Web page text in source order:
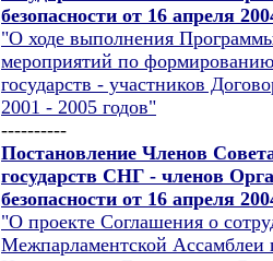
безопасности от 16 апреля
"О ходе выполнения
мероприятий по
государств - участников
2001 - 2005 годов"
----------
Постановление Членов
государств СНГ - членов
безопасности от 16 апреля
"О проекте Соглашения о
Межпарламентской Ассамблеи